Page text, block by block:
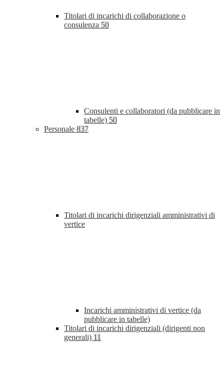
Titolari di incarichi di collaborazione o
consulenza 50
Consulenti e collaboratori (da pubblicare in
tabelle) 50
Personale 837
Titolari di incarichi dirigenziali amministrativi di
vertice
Incarichi amministrativi di vertice (da
pubblicare in tabelle)
Titolari di incarichi dirigenziali (dirigenti non
generali) 11